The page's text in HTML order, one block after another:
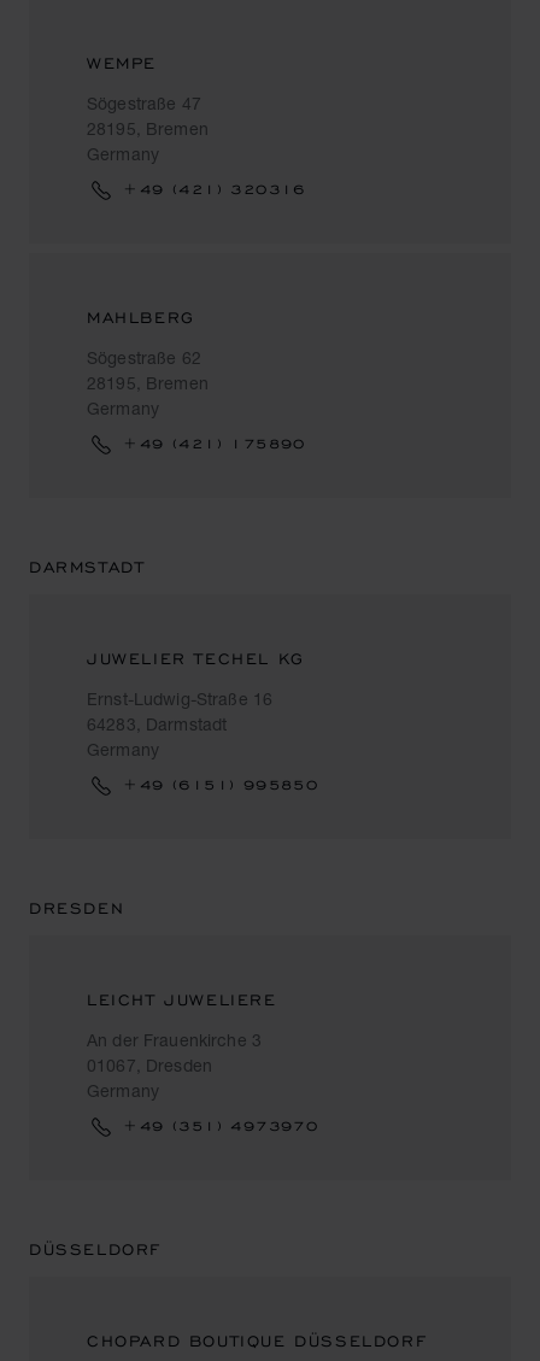
WEMPE
Sögestraße 47
28195, Bremen
Germany
+49 (421) 320316
MAHLBERG
Sögestraße 62
28195, Bremen
Germany
+49 (421) 175890
DARMSTADT
JUWELIER TECHEL KG
Ernst-Ludwig-Straße 16
64283, Darmstadt
Germany
+49 (6151) 995850
DRESDEN
LEICHT JUWELIERE
An der Frauenkirche 3
01067, Dresden
Germany
+49 (351) 4973970
DÜSSELDORF
CHOPARD BOUTIQUE DÜSSELDORF